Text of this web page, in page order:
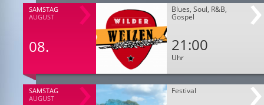
SAMSTAG
AUGUST
08.
Blues, Soul, R&B,
Gospel
21:00
Uhr
SAMSTAG
AUGUST
Festival